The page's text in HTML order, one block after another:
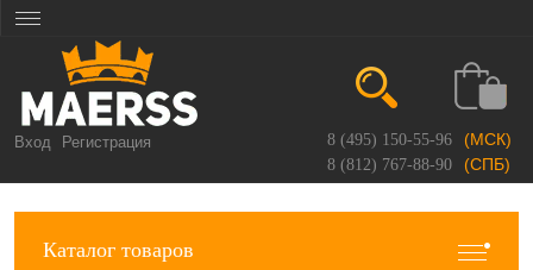
Вход Регистрация 8 (495) 150-55-96 (МСК)
8 (812) 767-88-90 (СПБ)
Каталог товаров